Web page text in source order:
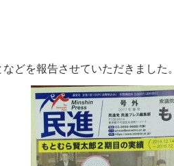
どを報告させていただきました。